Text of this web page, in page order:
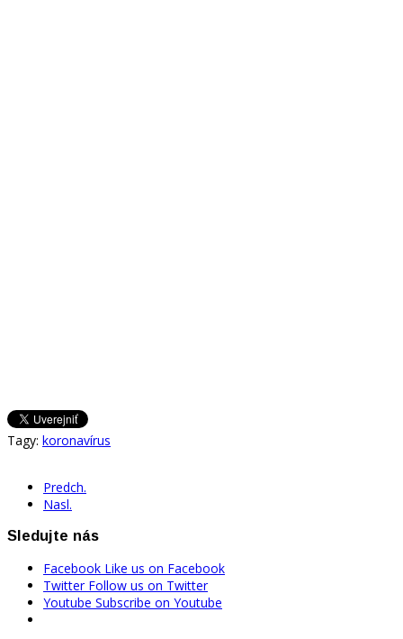
Tagy: koronavírus
Predch.
Nasl.
Sledujte nás
Facebook Like us on Facebook
Twitter Follow us on Twitter
Youtube Subscribe on Youtube